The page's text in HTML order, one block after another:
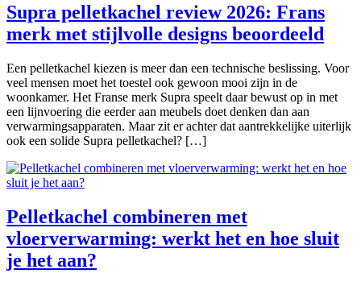
Supra pelletkachel review 2026: Frans
merk met stijlvolle designs beoordeeld
Een pelletkachel kiezen is meer dan een technische beslissing. Voor
veel mensen moet het toestel ook gewoon mooi zijn in de
woonkamer. Het Franse merk Supra speelt daar bewust op in met
een lijnvoering die eerder aan meubels doet denken dan aan
verwarmingsapparaten. Maar zit er achter dat aantrekkelijke uiterlijk
ook een solide Supra pelletkachel? […]
Pelletkachel combineren met
vloerverwarming: werkt het en hoe sluit
je het aan?